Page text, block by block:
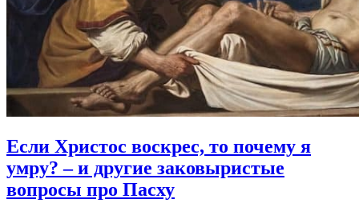
Если Христос воскрес, то почему я
умру? – и другие заковыристые
вопросы про Пасху